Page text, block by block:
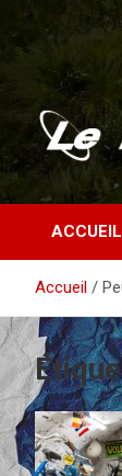
au
contenu
Partez à
ACCUEIL
Accueil